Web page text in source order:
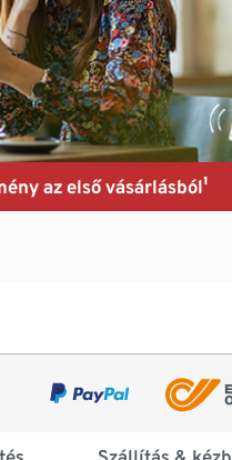
az első vásárlásból¹